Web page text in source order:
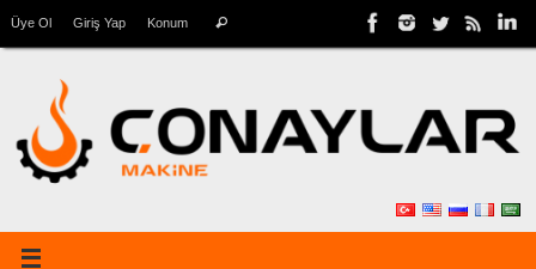
Üye Ol Giriş Yap Konum